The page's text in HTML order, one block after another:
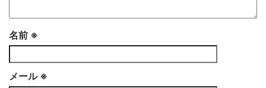
名前 ※
メール ※